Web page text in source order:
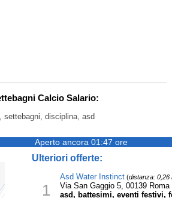
Calcio Salario:
disciplina, asd
Aperto ancora 01:47 ore
Ulteriori offerte:
1
Asd Water Instinct(distanza: 0,26
Via San Gaggio 5, 00139 Roma
asd, battesimi, eventi festivi,